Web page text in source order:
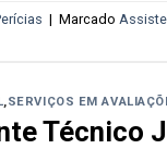
| Marcado
,SERVIÇOS EM
Técnico